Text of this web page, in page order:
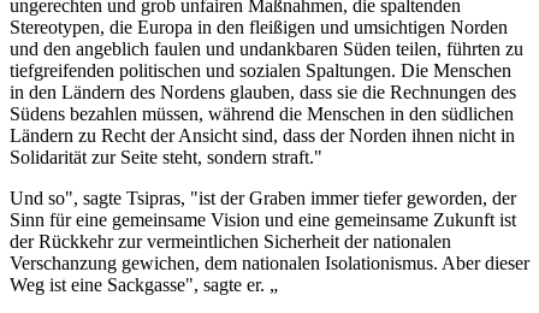
ungerechten und grob unfairen Maßnahmen, die spaltenden
Stereotypen, die Europa in den fleißigen und umsichtigen Norden
und den angeblich faulen und undankbaren Süden teilen, führten zu
tiefgreifenden politischen und sozialen Spaltungen. Die Menschen
in den Ländern des Nordens glauben, dass sie die Rechnungen des
Südens bezahlen müssen, während die Menschen in den südlichen
Ländern zu Recht der Ansicht sind, dass der Norden ihnen nicht in
Solidarität zur Seite steht, sondern straft."
Und so", sagte Tsipras, "ist der Graben immer tiefer geworden, der
Sinn für eine gemeinsame Vision und eine gemeinsame Zukunft ist
der Rückkehr zur vermeintlichen Sicherheit der nationalen
Verschanzung gewichen, dem nationalen Isolationismus. Aber dieser
Weg ist eine Sackgasse", sagte er. „